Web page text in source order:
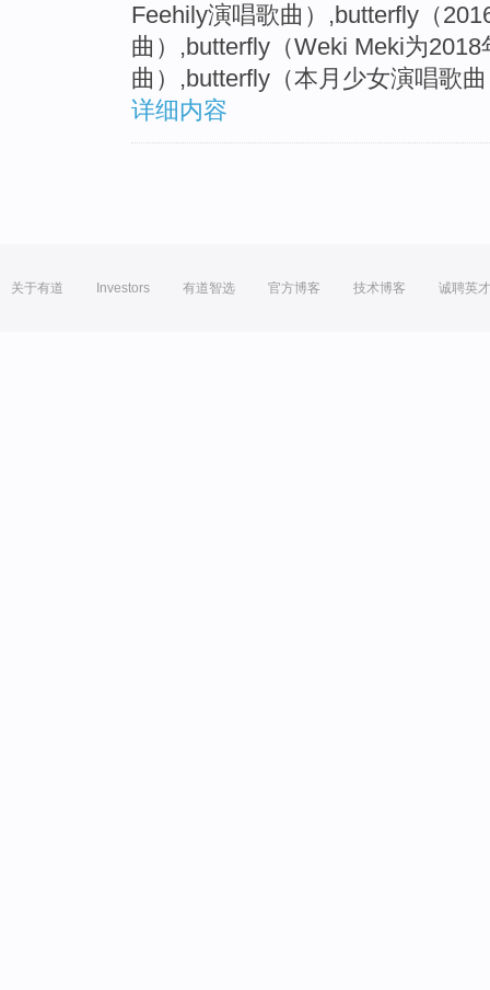
Feehily演唱歌曲）,butterfly（
曲）,butterfly（Weki Meki为
曲）,butterfly（本月少女演唱歌
详细内容
关于有道 Investors 有道智选 官方博客 技术博客 诚聘英才